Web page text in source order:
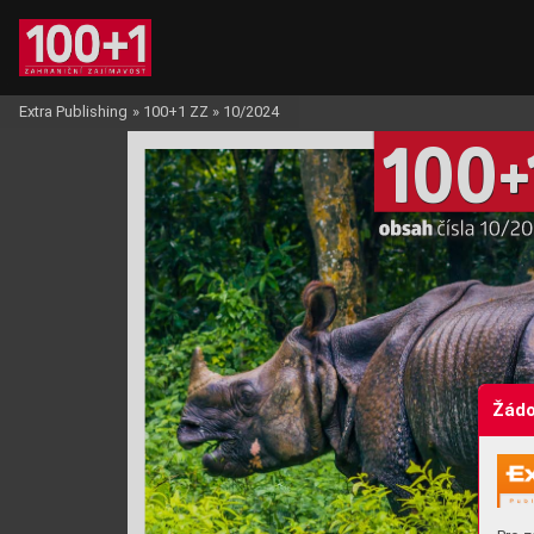
obsah čísla 10/
100+
Extra Publishing » 100+1 ZZ » 10/2024